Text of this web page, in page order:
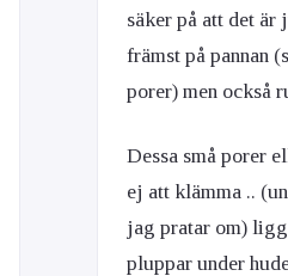
säker på att det är
främst på pannan
porer) men också
Dessa små porer
ej att klämma ..
jag pratar om)
pluppar under